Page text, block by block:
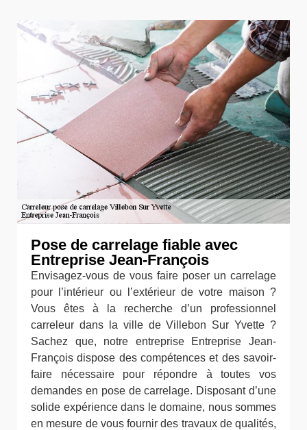
Pose de carrelage fiable avec
Entreprise Jean-François
Envisagez-vous de vous faire poser un carrelage
pour l’intérieur ou l’extérieur de votre maison ?
Vous êtes à la recherche d’un professionnel
carreleur dans la ville de Villebon Sur Yvette ?
Sachez que, notre entreprise Entreprise Jean-
François dispose des compétences et des savoir-
faire nécessaire pour répondre à toutes vos
demandes en pose de carrelage. Disposant d’une
solide expérience dans le domaine, nous sommes
en mesure de vous fournir des travaux de qualités,